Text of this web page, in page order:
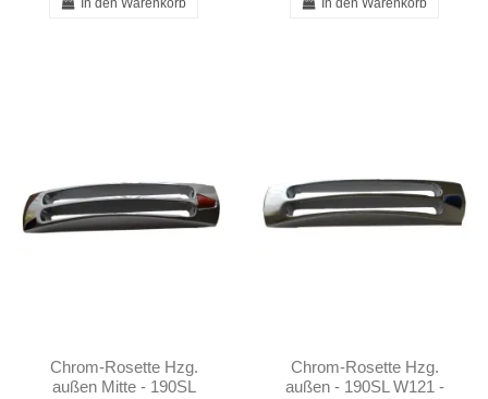
Chrom-Rosette Hzg.
außen Mitte - 190SL
Chrom-Rosette Hzg.
außen - 190SL W121 -